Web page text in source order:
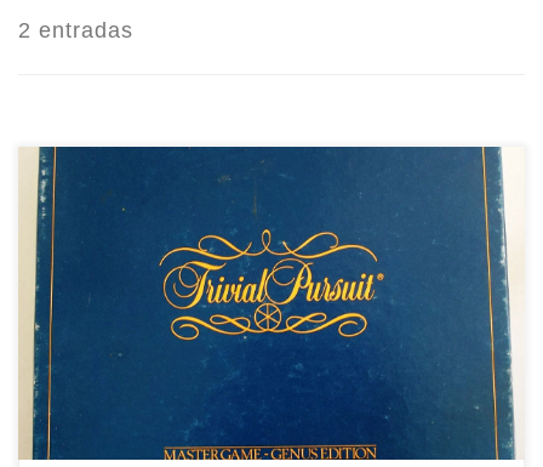
2 entradas
El primer juego que quise con todas mis fuerzas
fue el Trivial Pursuit Edición Genus. Lo llamaba así,
con el nombre completo porque me gustaba
cómo sonaba. Todas aquellas preguntas, todo
aquel saber sintetizado en un combate que no
dependía del físico de los contendientes, me hizo
desear aquel juego […]